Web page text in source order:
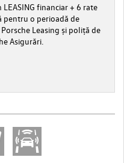
financiar + 6 rate
pentru o perioadă de
Leasing și poliță de
Asigurări.